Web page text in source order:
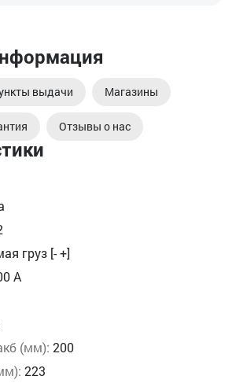
груз [- +]
А
(мм): 200
223
выдачи Магазины
Отзывы о нас